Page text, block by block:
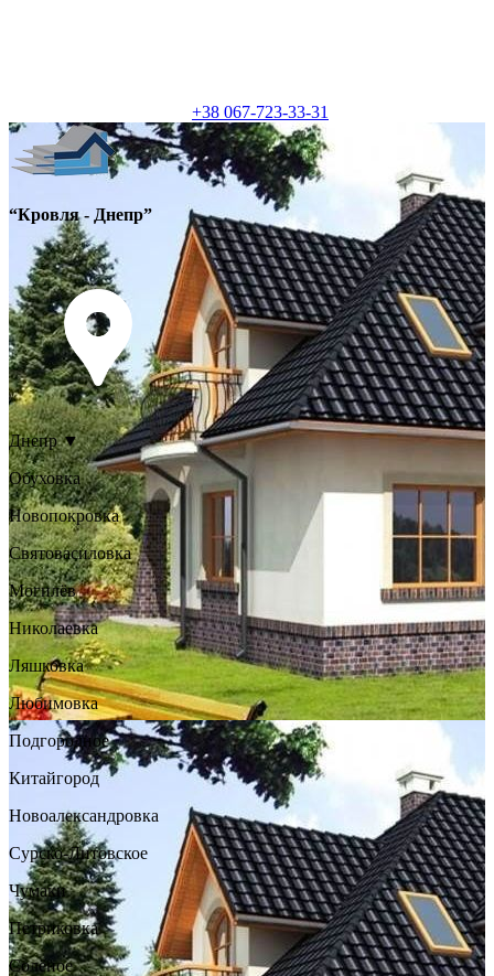
+38 067-723-33-31
“Кровля - Днепр”
Днепр ▼
Обуховка
Новопокровка
Святовасиловка
Могилёв
Николаевка
Ляшковка
Любимовка
Подгородное
Китайгород
Новоалександровка
Сурско-Литовское
Чумаки
Петриковка
Солёное